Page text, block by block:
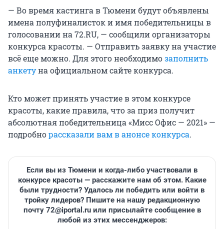
— Во время кастинга в Тюмени будут объявлены
имена полуфиналисток и имя победительницы в
голосовании на 72.RU, — сообщили организаторы
конкурса красоты. — Отправить заявку на участие
всё еще можно. Для этого необходимозаполнить
анкетуна официальном сайте конкурса.
Кто может принять участие в этом конкурсе
красоты, какие правила, что за приз получит
абсолютная победительница «Мисс Офис — 2021» —
подробнорассказали вам в анонсе конкурса.
Если вы из Тюмени и когда-либо участвовали в
конкурсе красоты — расскажите нам об этом. Какие
были трудности? Удалось ли победить или войти в
тройку лидеров? Пишите на нашу редакционную
почту 72@iportal.ru или присылайте сообщение в
любой из этих мессенджеров: